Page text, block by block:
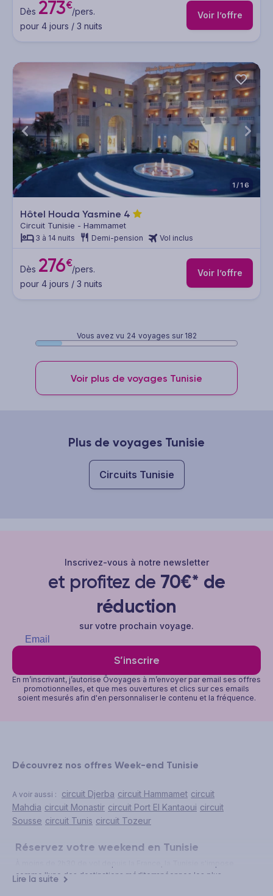
Dès 273€/pers.
pour 4 jours / 3 nuits
Voir l’offre
1/16
Hôtel Houda Yasmine 4
Circuit Tunisie - Hammamet
3 à 14 nuits Demi-pension Vol inclus
Dès 276€/pers.
pour 4 jours / 3 nuits
Voir l’offre
Vous avez vu 24 voyages sur 182
Voir plus de voyages Tunisie
Plus de voyages Tunisie
Circuits Tunisie
Inscrivez-vous à notre newsletter
et profitez de 70€* de
réduction
sur votre prochain voyage.
S’inscrire
En m’inscrivant, j’autorise Ôvoyages à m’envoyer par email ses offres
promotionnelles, et que mes ouvertures et clics sur ces emails
soient mesurés afin d'en personnaliser le contenu et la fréquence.
Découvrez nos offres Week-end Tunisie
A voir aussi : circuit Djerba circuit Hammamet circuit
Mahdia circuit Monastir circuit Port El Kantaoui circuit
Sousse circuit Tunis circuit Tozeur
Réservez votre weekend en Tunisie
comme l'une des destinations méditerranéennes les plus
Lire la suite